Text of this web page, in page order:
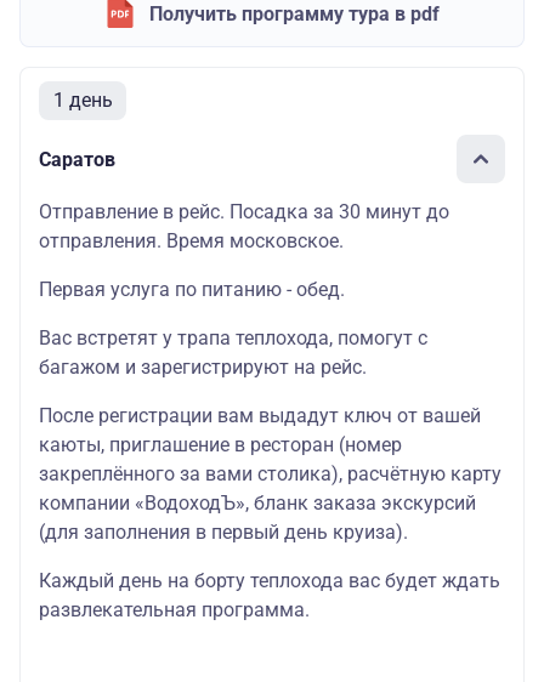
Получить программу тура в pdf
1 день
Саратов
Отправление в рейс. Посадка за 30 минут до
отправления. Время московское.
Первая услуга по питанию - обед.
Вас встретят у трапа теплохода, помогут с
багажом и зарегистрируют на рейс.
После регистрации вам выдадут ключ от вашей
каюты, приглашение в ресторан (номер
закреплённого за вами столика), расчётную карту
компании «ВодоходЪ», бланк заказа экскурсий
(для заполнения в первый день круиза).
Каждый день на борту теплохода вас будет ждать
развлекательная программа.